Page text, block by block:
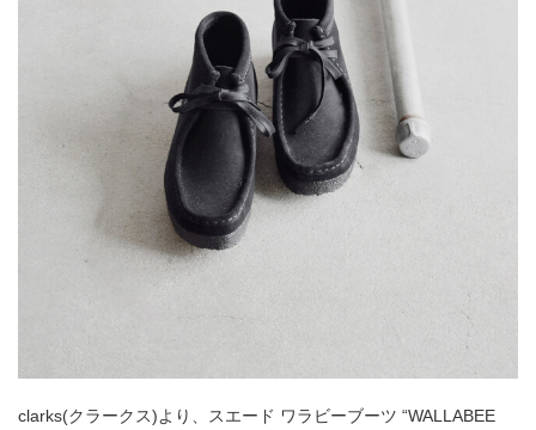
clarks(クラークス)より、スエード ワラビーブーツ “WALLABEE